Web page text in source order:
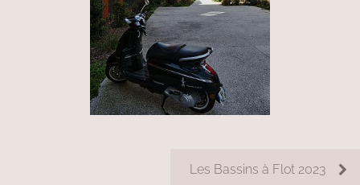
Les Bassins à Flot 2023